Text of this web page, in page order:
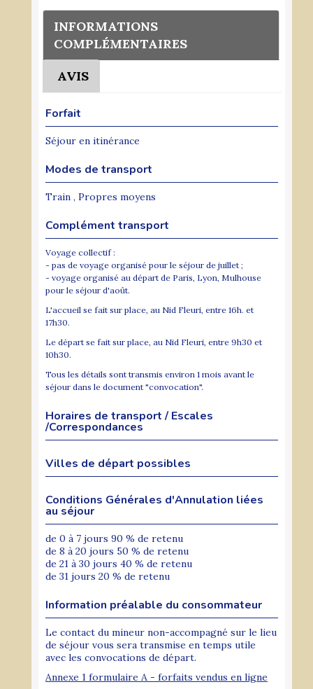
INFORMATIONS
COMPLÉMENTAIRES
AVIS
Forfait
Séjour en itinérance
Modes de transport
Train , Propres moyens
Complément transport
Voyage collectif :
- pas de voyage organisé pour le séjour de juillet ;
- voyage organisé au départ de Paris, Lyon, Mulhouse
pour le séjour d'août.
L'accueil se fait sur place, au Nid Fleuri, entre 16h. et
17h30.
Le départ se fait sur place, au Nid Fleuri, entre 9h30 et
10h30.
Tous les détails sont transmis environ 1 mois avant le
séjour dans le document "convocation".
Horaires de transport / Escales
/Correspondances
Villes de départ possibles
Conditions Générales d'Annulation liées
au séjour
de 0 à 7 jours 90 % de retenu
de 8 à 20 jours 50 % de retenu
de 21 à 30 jours 40 % de retenu
de 31 jours 20 % de retenu
Information préalable du consommateur
Le contact du mineur non-accompagné sur le lieu
de séjour vous sera transmise en temps utile
avec les convocations de départ.
Annexe 1 formulaire A - forfaits vendus en ligne